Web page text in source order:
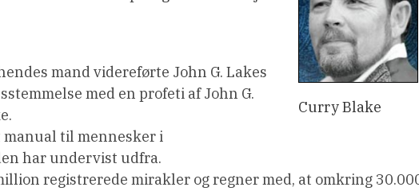
Curry Blake
mand videreførte John G. Lakes
med en profeti af John G.
til mennesker i
har undervist udfra.
registrerede mirakler og regner med, at omkring